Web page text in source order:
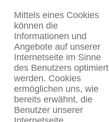
Mittels eines Cookies
können die
Informationen und
Angebote auf unserer
Internetseite im Sinne
des Benutzers optimiert
werden. Cookies
ermöglichen uns, wie
bereits erwähnt, die
Benutzer unserer